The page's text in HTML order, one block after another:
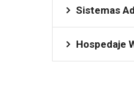
Sistemas
Hospedaje